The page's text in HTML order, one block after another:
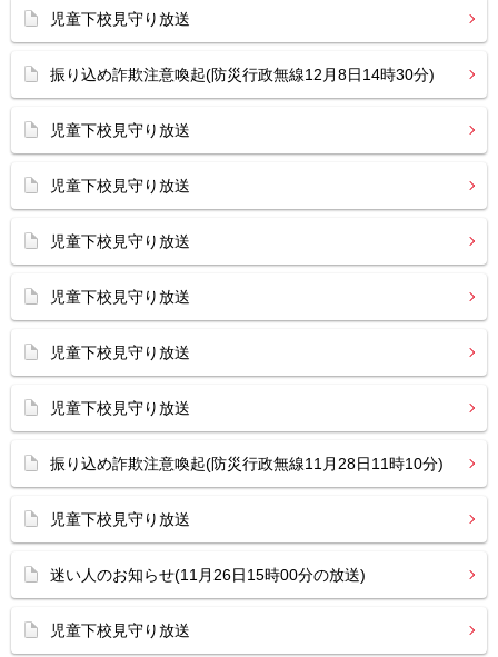
児童下校見守り放送
振り込め詐欺注意喚起(防災行政無線12月8日14時30分)
児童下校見守り放送
児童下校見守り放送
児童下校見守り放送
児童下校見守り放送
児童下校見守り放送
児童下校見守り放送
振り込め詐欺注意喚起(防災行政無線11月28日11時10分)
児童下校見守り放送
迷い人のお知らせ(11月26日15時00分の放送)
児童下校見守り放送